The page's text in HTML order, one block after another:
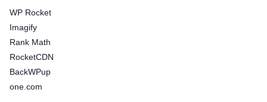
WP Rocket
Imagify
Rank Math
RocketCDN
BackWPup
one.com